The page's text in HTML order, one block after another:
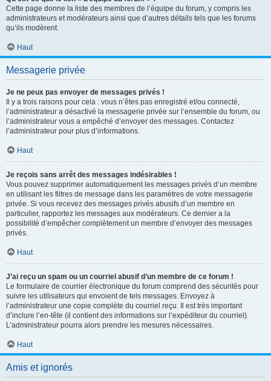
Cette page donne la liste des membres de l’équipe du forum, y compris les
administrateurs et modérateurs ainsi que d’autres détails tels que les forums
qu’ils modèrent.
Haut
Messagerie privée
Je ne peux pas envoyer de messages privés !
Il y a trois raisons pour cela : vous n’êtes pas enregistré et/ou connecté,
l’administrateur a désactivé la messagerie privée sur l’ensemble du forum, ou
l’administrateur vous a empêché d’envoyer des messages. Contactez
l’administrateur pour plus d’informations.
Haut
Je reçois sans arrêt des messages indésirables !
Vous pouvez supprimer automatiquement les messages privés d’un membre
en utilisant les filtres de message dans les paramètres de votre messagerie
privée. Si vous recevez des messages privés abusifs d’un membre en
particulier, rapportez les messages aux modérateurs. Ce dernier a la
possibilité d’empêcher complètement un membre d’envoyer des messages
privés.
Haut
J’ai reçu un spam ou un courriel abusif d’un membre de ce forum !
Le formulaire de courrier électronique du forum comprend des sécurités pour
suivre les utilisateurs qui envoient de tels messages. Envoyez à
l’administrateur une copie complète du courriel reçu. Il est très important
d’inclure l’en-tête (il contient des informations sur l’expéditeur du courriel).
L’administrateur pourra alors prendre les mesures nécessaires.
Haut
Amis et ignorés